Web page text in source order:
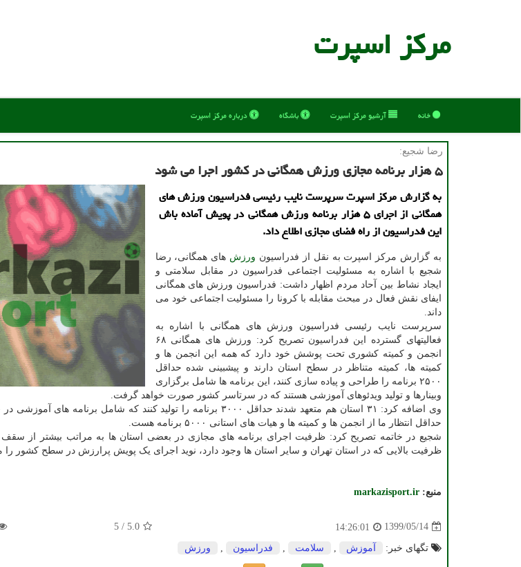
مركز اسپرت
خانه آرشیو مركز اسپرت باشگاه درباره مركز اسپرت
رضا شجیع:
۵ هزار برنامه مجازی ورزش همگانی در كشور اجرا می شود
به گزارش مركز اسپرت سرپرست نایب رئیسی فدراسیون ورزش های
همگانی از اجرای ۵ هزار برنامه ورزش همگانی در پویش آماده باش
این فدراسیون از راه فضای مجازی اطلاع داد.
به گزارش مرکز اسپرت به نقل از فدراسیون ورزش های همگانی، رضا
شجیع با اشاره به مسئولیت اجتماعی فدراسیون در مقابل سلامتی و
ایجاد نشاط بین آحاد مردم اظهار داشت: فدراسیون ورزش های همگانی
ایفای نقش فعال در مبحث مقابله با کرونا را مسئولیت اجتماعی خود می
داند.
سرپرست نایب رئیسی فدراسیون ورزش های همگانی با اشاره به
فعالیتهای گسترده این فدراسیون تصریح کرد: ورزش های همگانی ۶۸
انجمن و کمیته کشوری تحت پوشش خود دارد که همه این انجمن ها و
کمیته ها، کمیته متناظر در سطح استان دارند و پیشبینی شده حداقل
۲۵۰۰ برنامه را طراحی و پیاده سازی کنند، این برنامه ها شامل برگزاری
وبینارها و تولید ویدئوهای آموزشی هستند که در سرتاسر کشور صورت خواهد گرفت.
وی اضافه کرد: ۳۱ استان هم متعهد شدند حداقل ۳۰۰۰ برنامه را تولید کنند که شامل
حداقل انتظار ما از انجمن ها و کمیته ها و هیات های استانی ۵۰۰۰ برنامه هست.
شجیع در خاتمه تصریح کرد: ظرفیت اجرای برنامه های مجازی در بعضی استان ها به مراتب بیشتر از
ظرفیت بالایی که در استان تهران و سایر استان ها وجود دارد، نوید اجرای یک پویش پرارزش در سطح کشور را
منبع: markazisport.ir
1399/05/14
14:26:01
5.0
/
5
تگهای خبر: آموزش سلامت فدراسیون ورزش